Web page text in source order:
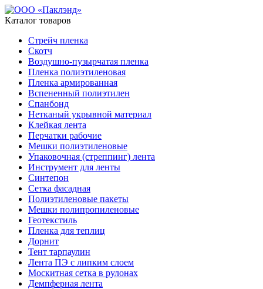
Каталог товаров
Стрейч пленка
Скотч
Воздушно-пузырчатая пленка
Пленка полиэтиленовая
Пленка армированная
Вспененный полиэтилен
Спанбонд
Нетканый укрывной материал
Клейкая лента
Перчатки рабочие
Мешки полиэтиленовые
Упаковочная (стреппинг) лента
Инструмент для ленты
Синтепон
Сетка фасадная
Полиэтиленовые пакеты
Мешки полипропиленовые
Геотекстиль
Пленка для теплиц
Дорнит
Тент тарпаулин
Лента ПЭ с липким слоем
Москитная сетка в рулонах
Демпферная лента